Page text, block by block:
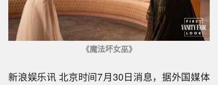
《魔法坏女巫》
新浪娱乐讯 北京时间7月30日消息，据外国媒体